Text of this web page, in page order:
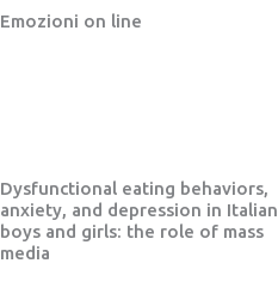
Emozioni on line
Dysfunctional eating behaviors,
anxiety, and depression in Italian
boys and girls: the role of mass
media